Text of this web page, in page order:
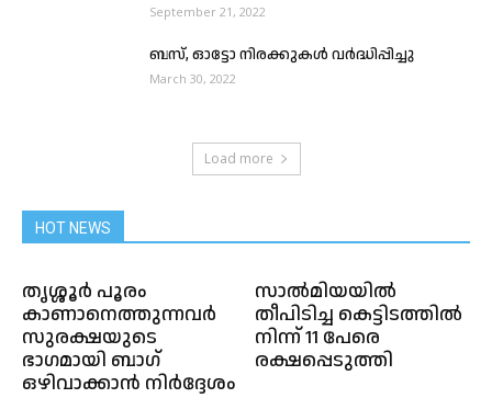
September 21, 2022
ബസ്, ഓട്ടോ നിരക്കുകള്‍ വര്‍ദ്ധിപ്പിച്ചു
March 30, 2022
Load more
HOT NEWS
തൃശ്ശൂർ പൂരം
കാണാനെത്തുന്നവർ
സുരക്ഷയുടെ
ഭാഗമായി ബാഗ്
ഒഴിവാക്കാൻ നിർദ്ദേശം
സാൽമിയയിൽ
തീപിടിച്ച കെട്ടിടത്തിൽ
നിന്ന് 11 പേരെ
രക്ഷപ്പെടുത്തി